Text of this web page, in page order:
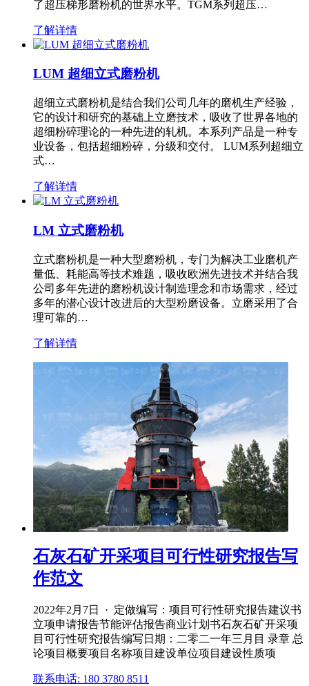
了超压梯形磨粉机的世界水平。TGM系列超压…
了解详情
LUM 超细立式磨粉机
超细立式磨粉机是结合我们公司几年的磨机生产经验，
它的设计和研究的基础上立磨技术，吸收了世界各地的
超细粉碎理论的一种先进的轧机。本系列产品是一种专
业设备，包括超细粉碎，分级和交付。 LUM系列超细立
式…
了解详情
LM 立式磨粉机
立式磨粉机是一种大型磨粉机，专门为解决工业磨机产
量低、耗能高等技术难题，吸收欧洲先进技术并结合我
公司多年先进的磨粉机设计制造理念和市场需求，经过
多年的潜心设计改进后的大型粉磨设备。立磨采用了合
理可靠的…
了解详情
石灰石矿开采项目可行性研究报告写
作范文
2022年2月7日 · 定做编写：项目可行性研究报告建议书
立项申请报告节能评估报告商业计划书石灰石矿开采项
目可行性研究报告编写日期：二零二一年三月目 录章 总
论项目概要项目名称项目建设单位项目建设性质项
联系电话: 180 3780 8511